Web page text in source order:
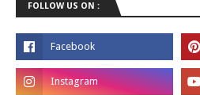
FOLLOW US ON :